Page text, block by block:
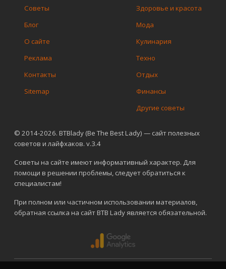
© 2014-2026. BTBlady (Be The Best Lady) — сайт полезных
советов и лайфхаков. v.3.4
Советы на сайте имеют информативный характер. Для
помощи в решении проблемы, следует обратиться к
специалистам!
При полном или частичном использовании материалов,
обратная ссылка на сайт BTB Lady является обязательной.
Советы
Блог
О сайте
Реклама
Контакты
Sitemap
Здоровье и красота
Мода
Кулинария
Техно
Отдых
Финансы
Другие советы